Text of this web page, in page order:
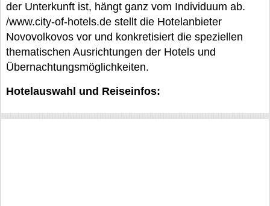
der Unterkunft ist, hängt ganz vom Individuum ab.
/www.city-of-hotels.de stellt die Hotelanbieter
Novovolkovos vor und konkretisiert die speziellen
thematischen Ausrichtungen der Hotels und
Übernachtungsmöglichkeiten.
Hotelauswahl und Reiseinfos: